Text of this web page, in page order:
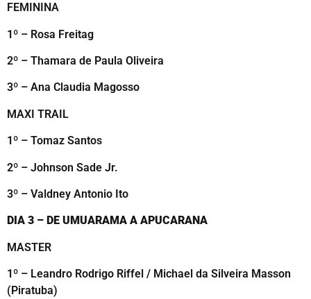
FEMININA
1º – Rosa Freitag
2º – Thamara de Paula Oliveira
3º – Ana Claudia Magosso
MAXI TRAIL
1º – Tomaz Santos
2º – Johnson Sade Jr.
3º – Valdney Antonio Ito
DIA 3 – DE UMUARAMA A APUCARANA
MASTER
1º – Leandro Rodrigo Riffel / Michael da Silveira Masson
(Piratuba)